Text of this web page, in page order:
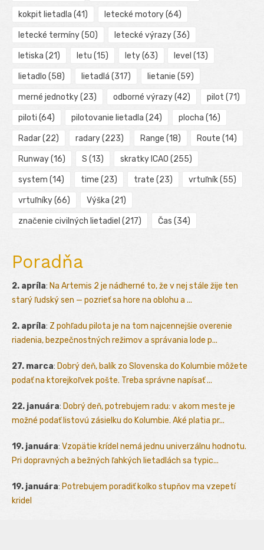
kokpit lietadla (41) letecké motory(64)
letecké termíny(50) letecké výrazy(36)
letiska (21) letu (15) lety(63) level (13)
lietadlo (58) lietadlá (317) lietanie (59)
merné jednotky(23) odborné výrazy(42) pilot (71)
piloti (64) pilotovanie lietadla (24) plocha (16)
Radar(22) radary(223) Range (18) Route (14)
Runway(16) S (13) skratky ICAO (255)
system (14) time (23) trate (23) vrtuľník(55)
vrtuľníky(66) Výška (21)
značenie civilných lietadiel (217) Čas (34)
Poradňa
2. apríla: Na Artemis 2 je nádherné to, že v nej stále žije ten
starý ľudský sen — pozrieť sa hore na oblohu a ...
2. apríla: Z pohľadu pilota je na tom najcennejšie overenie
riadenia, bezpečnostných režimov a správania lode p...
27. marca: Dobrý deň, balík zo Slovenska do Kolumbie môžete
podať na ktorejkoľvek pošte. Treba správne napísať ...
22. januára: Dobrý deň, potrebujem radu: v akom meste je
možné podať listovú zásielku do Kolumbie. Aké platia pr...
19. januára: Vzopätie krídel nemá jednu univerzálnu hodnotu.
Pri dopravných a bežných ľahkých lietadlách sa typic...
19. januára: Potrebujem poradiť kolko stupňov ma vzepetí
kridel